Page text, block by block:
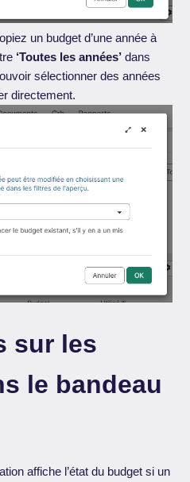
un budget d’une année à
‘Toutes les années’ dans
sélectionner des années
directement.
sur les
le bandeau
affiche l’état du budget si un